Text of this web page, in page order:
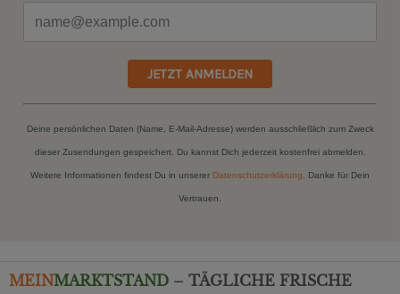
JETZT ANMELDEN
Deine persönlichen Daten (Name, E-Mail-Adresse) werden ausschließlich zum Zweck
dieser Zusendungen gespeichert. Du kannst Dich jederzeit kostenfrei abmelden.
Weitere Informationen findest Du in unserer Datenschutzerklärung . Danke für Dein
Vertrauen.
MEINMARKTSTAND – TÄGLICHE FRISCHE